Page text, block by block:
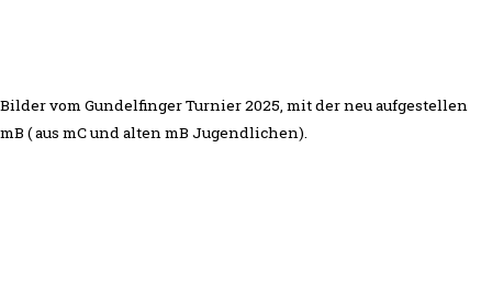
Bilder vom Gundelfinger Turnier 2025, mit der neu aufgestellen
mB ( aus mC und alten mB Jugendlichen).